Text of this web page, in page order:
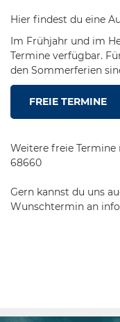
Hier findest du eine
Im Frühjahr und im
Termine verfügbar.
den Sommerferien
FREIE TERMINE
Weitere freie
68660
Gern kannst du uns
Wunschtermin an